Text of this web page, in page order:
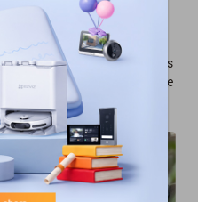
is of great significance. No
smart camera keeps you
tap on the camera is all it takes
reach out to you, which is the
a video call.